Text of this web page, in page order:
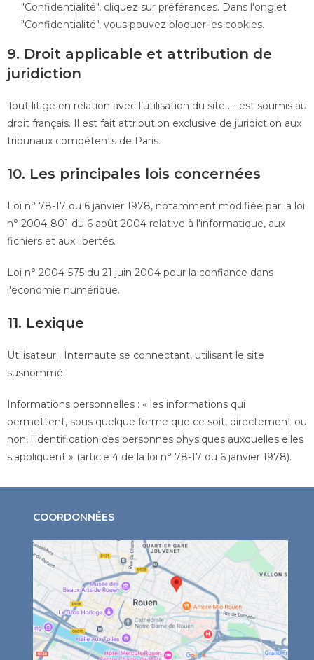
"Confidentialité", cliquez sur préférences. Dans l'onglet
"Confidentialité", vous pouvez bloquer les cookies.
9. Droit applicable et attribution de
juridiction
Tout litige en relation avec l’utilisation du site .... est soumis au
droit français. Il est fait attribution exclusive de juridiction aux
tribunaux compétents de Paris.
10. Les principales lois concernées
Loi n° 78-17 du 6 janvier 1978, notamment modifiée par la loi
n° 2004-801 du 6 août 2004 relative à l'informatique, aux
fichiers et aux libertés.
Loi n° 2004-575 du 21 juin 2004 pour la confiance dans
l'économie numérique.
11. Lexique
Utilisateur : Internaute se connectant, utilisant le site
susnommé.
Informations personnelles : « les informations qui
permettent, sous quelque forme que ce soit, directement ou
non, l'identification des personnes physiques auxquelles elles
s'appliquent » (article 4 de la loi n° 78-17 du 6 janvier 1978).
COORDONNÉES